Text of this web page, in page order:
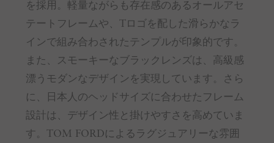
を採用。軽量ながらも存在感のあるオールアセ
テートフレームや、Tロゴを配した滑らかなラ
インで組み合わされたテンプルが印象的です。
また、スモーキーなブラックレンズは、高級感
漂うモダンなデザインを実現しています。さら
に、日本人のヘッドサイズに合わせたフレーム
設計は、デザイン性と掛けやすさを高めていま
す。TOM FORDによるラグジュアリーな雰囲